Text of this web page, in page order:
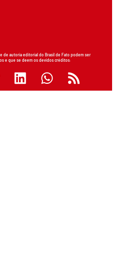
de autoria editorial do Brasil de Fato podem ser
e que se deem os devidos créditos.